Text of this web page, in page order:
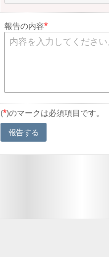
報告の内容
(*)のマークは必須項目です。
報告する